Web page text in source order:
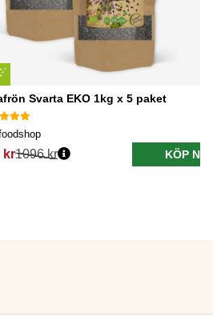
Svarta EKO 1kg x 5 paket
kr1096 kr KÖP NU